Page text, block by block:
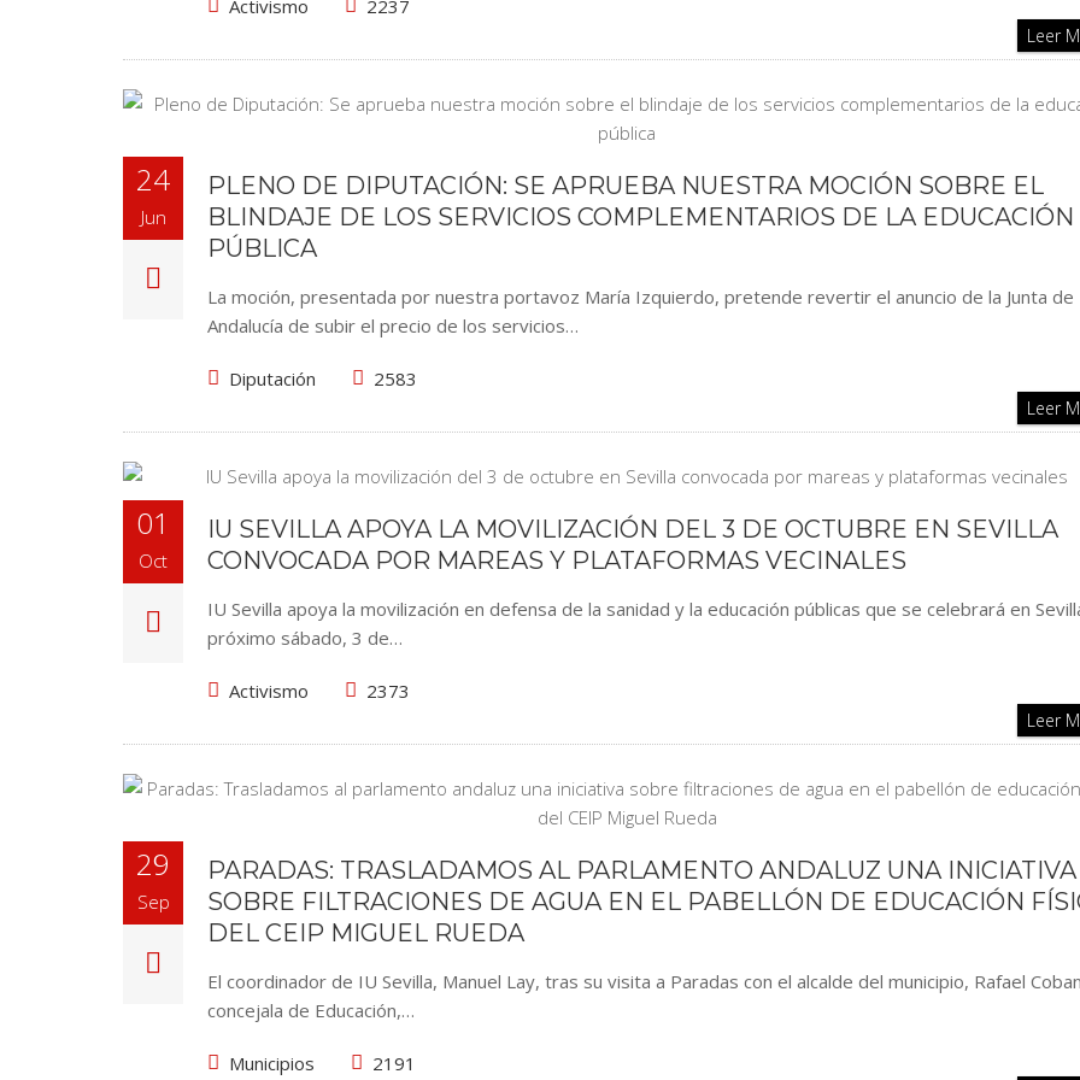
Activismo 2237
Leer
24
Jun
PLENO DE DIPUTACIÓN: SE APRUEBA NUESTRA MOCIÓN SOBRE EL
BLINDAJE DE LOS SERVICIOS COMPLEMENTARIOS DE LA EDUCACIÓN
PÚBLICA
La moción, presentada por nuestra portavoz María Izquierdo, pretende revertir el anuncio de la Junta de
Andalucía de subir el precio de los servicios…
Diputación 2583
Leer
01
Oct
IU SEVILLA APOYA LA MOVILIZACIÓN DEL 3 DE OCTUBRE EN SEVILLA
CONVOCADA POR MAREAS Y PLATAFORMAS VECINALES
IU Sevilla apoya la movilización en defensa de la sanidad y la educación públicas que se celebrará en
próximo sábado, 3 de…
Activismo 2373
Leer
29
Sep
PARADAS: TRASLADAMOS AL PARLAMENTO ANDALUZ UNA INICIATIVA
SOBRE FILTRACIONES DE AGUA EN EL PABELLÓN DE EDUCACIÓN
DEL CEIP MIGUEL RUEDA
El coordinador de IU Sevilla, Manuel Lay, tras su visita a Paradas con el alcalde del municipio, Rafael
concejala de Educación,…
Municipios 2191